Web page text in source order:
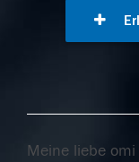
Meine liebe omi